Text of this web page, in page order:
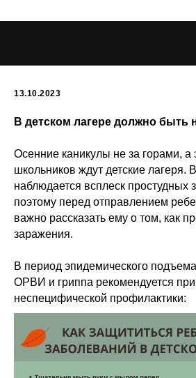
13.10.2023
В детском лагере должно быть
Осенние каникулы не за горами, а
школьников ждут детские лагеря.
наблюдается всплеск простудных
поэтому перед отправлением
важно рассказать ему о том, как
заражения.
В период эпидемического
ОРВИ и гриппа рекомендуется
неспецифической профилактики: